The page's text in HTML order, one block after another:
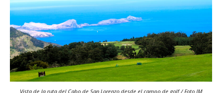
Vista de la ruta del Cabo de San Lorenzo desde el campo de golf./ Foto JM